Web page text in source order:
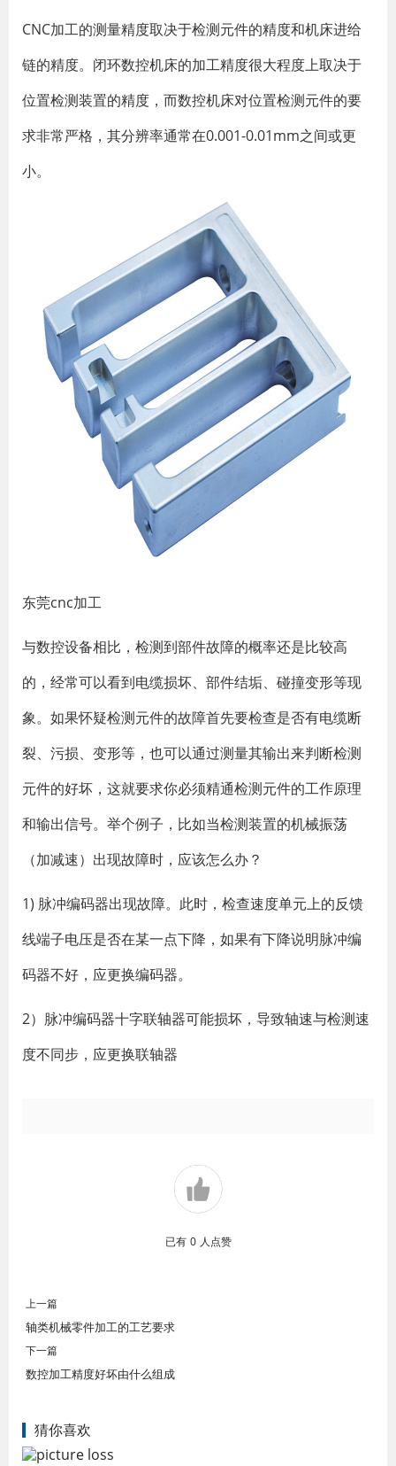
CNC加工的测量精度取决于检测元件的精度和机床进给
链的精度。闭环数控机床的加工精度很大程度上取决于
位置检测装置的精度，而数控机床对位置检测元件的要
求非常严格，其分辨率通常在0.001-0.01mm之间或更
小。
东莞cnc加工
与数控设备相比，检测到部件故障的概率还是比较高
的，经常可以看到电缆损坏、部件结垢、碰撞变形等现
象。如果怀疑检测元件的故障首先要检查是否有电缆断
裂、污损、变形等，也可以通过测量其输出来判断检测
元件的好坏，这就要求你必须精通检测元件的工作原理
和输出信号。举个例子，比如当检测装置的机械振荡
（加减速）出现故障时，应该怎么办？
1) 脉冲编码器出现故障。此时，检查速度单元上的反馈
线端子电压是否在某一点下降，如果有下降说明脉冲编
码器不好，应更换编码器。
2）脉冲编码器十字联轴器可能损坏，导致轴速与检测速
度不同步，应更换联轴器
已有 0 人点赞
上一篇
轴类机械零件加工的工艺要求
下一篇
数控加工精度好坏由什么组成
猜你喜欢